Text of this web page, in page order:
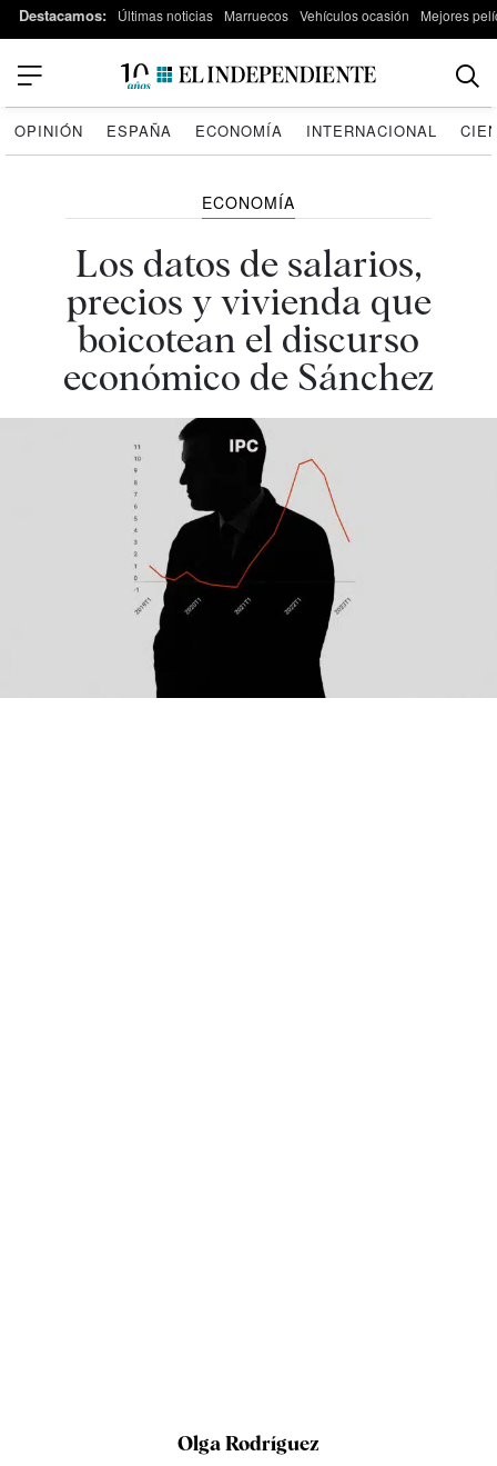
Destacamos: Últimas noticias Marruecos Vehículos ocasión Mejores
OPINIÓN ESPAÑA ECONOMÍA INTERNACIONAL
ECONOMÍA
Los datos de salarios,
precios y vivienda que
boicotean el discurso
económico de Sánchez
Olga Rodríguez